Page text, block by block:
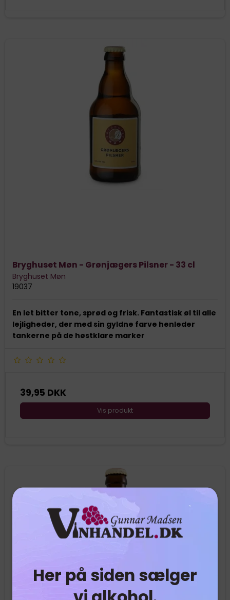
Her på siden sælger
Bryghuset Møn - Grønjægers Pilsner - 33 cl
Bryghuset Møn
19037
En let bitter tone, sprød og frisk. Fantastisk øl til alle
lejligheder, der med sin gyldne farve henleder
tankerne på de høstklare marker
39,95 DKK
Vis produkt